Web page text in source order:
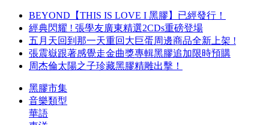
BEYOND【THIS IS LOVE I 黑膠】已經發行！
經典閃耀 ! 張學友廣東精選2CDs重磅登場
五月天回到那一天重回大巨蛋周邊商品全新上架 !
張震嶽跟著感覺走金曲獎專輯黑膠追加限時預購
周杰倫太陽之子珍藏黑膠精雕出擊！
黑膠市集
音樂類型
華語